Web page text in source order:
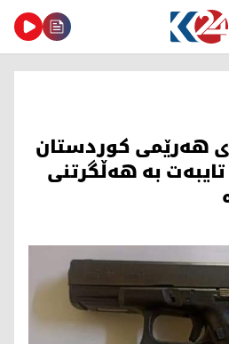
هەرێمی کوردستان
بە هەڵگرتنی